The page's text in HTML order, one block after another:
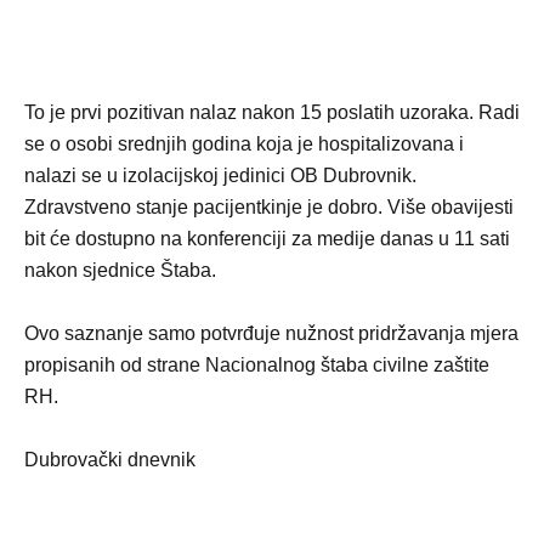
To je prvi pozitivan nalaz nakon 15 poslatih uzoraka. Radi
se o osobi srednjih godina koja je hospitalizovana i
nalazi se u izolacijskoj jedinici OB Dubrovnik.
Zdravstveno stanje pacijentkinje je dobro. Više obavijesti
bit će dostupno na konferenciji za medije danas u 11 sati
nakon sjednice Štaba.
Ovo saznanje samo potvrđuje nužnost pridržavanja mjera
propisanih od strane Nacionalnog štaba civilne zaštite
RH.
Dubrovački dnevnik